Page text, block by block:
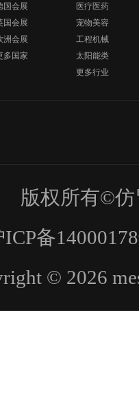
国会展
国会展
洲会展
多国家
医疗医药
宠物美容
工程机械
太阳能类
更多行业
版权所有©
ICP备
© 2026